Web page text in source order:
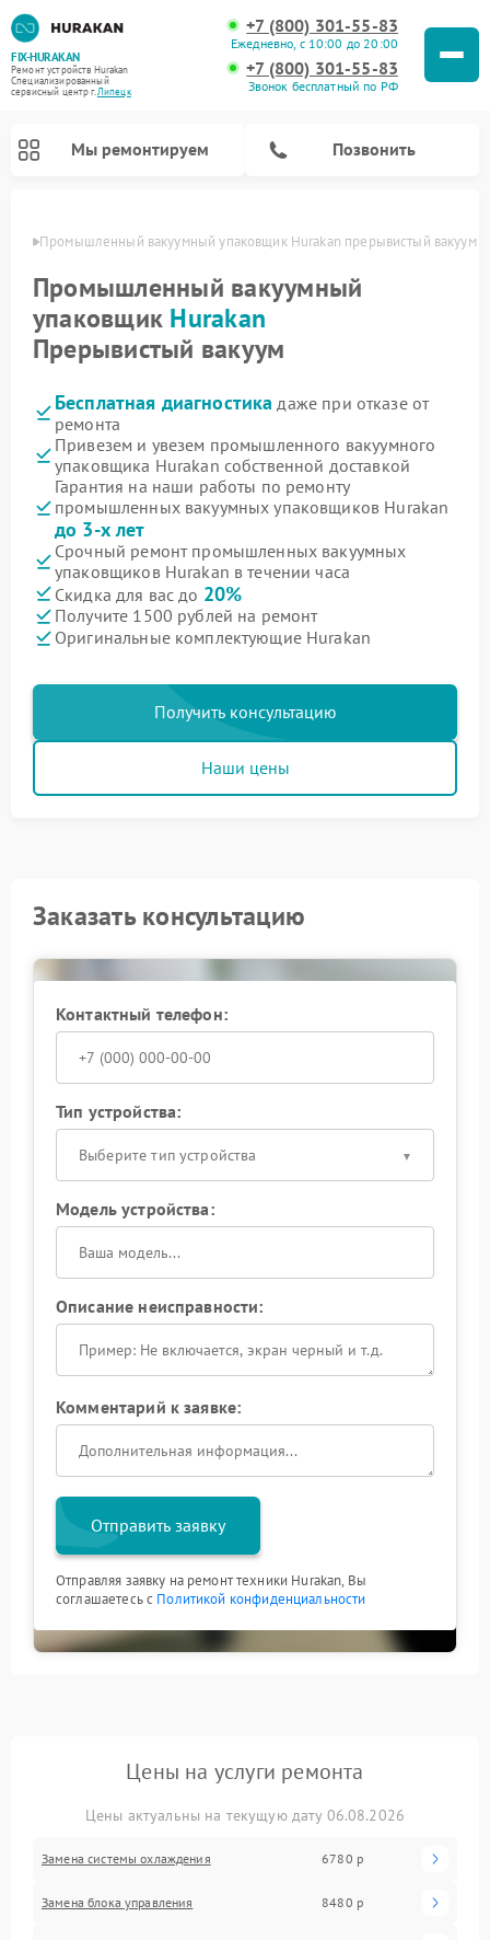
FIX-HURAKAN
Ремонт устройств Hurakan
Специализированный
cервисный центр г.Липецк
+7 (800) 301-55-83
Ежедневно, с 10:00 до 20:00
+7 (800) 301-55-83
Звонок бесплатный по РФ
Мы ремонтируем Позвонить
Промышленный вакуумный упаковщик Hurakan прерывистый вакуум
Промышленный вакуумный
упаковщик Hurakan
Прерывистый вакуум
Бесплатная диагностика даже при отказе от
ремонта
Привезем и увезем промышленного вакуумного
упаковщика Hurakan собственной доставкой
Гарантия на наши работы по ремонту
промышленных вакуумных упаковщиков Hurakan
до 3-х лет
Срочный ремонт промышленных вакуумных
упаковщиков Hurakan в течении часа
Скидка для вас до 20%
Получите 1500 рублей на ремонт
Оригинальные комплектующие Hurakan
Получить консультацию
Наши цены
Заказать консультацию
Контактный телефон:
Тип устройства:
Выберите тип устройства
Модель устройства:
Описание неисправности:
Комментарий к заявке:
Отправить заявку
Отправляя заявку на ремонт техники Hurakan, Вы
соглашаетесь с Политикой конфиденциальности
Цены на услуги ремонта
Цены актуальны на текущую дату 06.08.2026
Замена системы охлаждения 6780 р
Замена блока управления 8480 р